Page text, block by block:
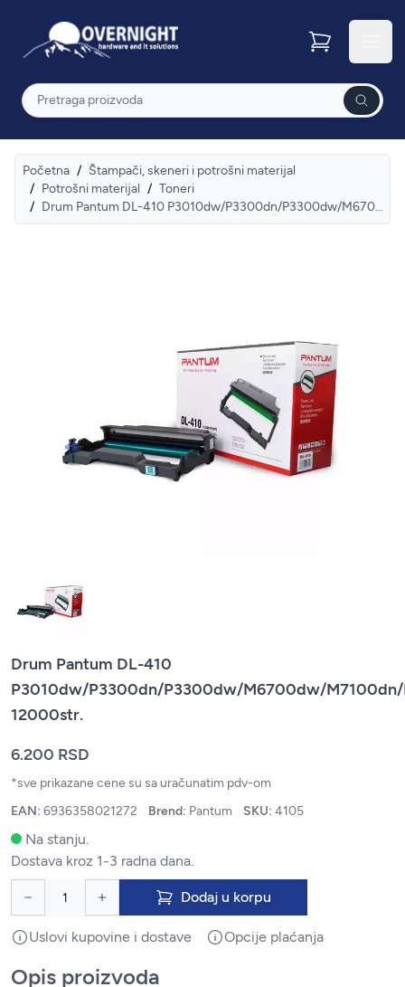
Overnight
Pretraga
Početna / Štampači, skeneri i potrošni materijal
/ Potrošni materijal / Toneri
/
Drum Pantum DL-410 P3010dw/P3300dn/P3300dw/M6700dw/M7100dn/M7100dw/M7310dw 12000str.
Drum Pantum DL-410
P3010dw/P3300dn/P3300dw/M6700dw/
12000str.
6.200 RSD
*sve prikazane cene su sa uračunatim pdv-om
EAN: 6936358021272 Brend: Pantum SKU: 4105
Na stanju.
Dostava kroz 1-3 radna dana.
Dodaj u korpu
Uslovi kupovine i dostave Opcije plaćanja
Opis proizvoda